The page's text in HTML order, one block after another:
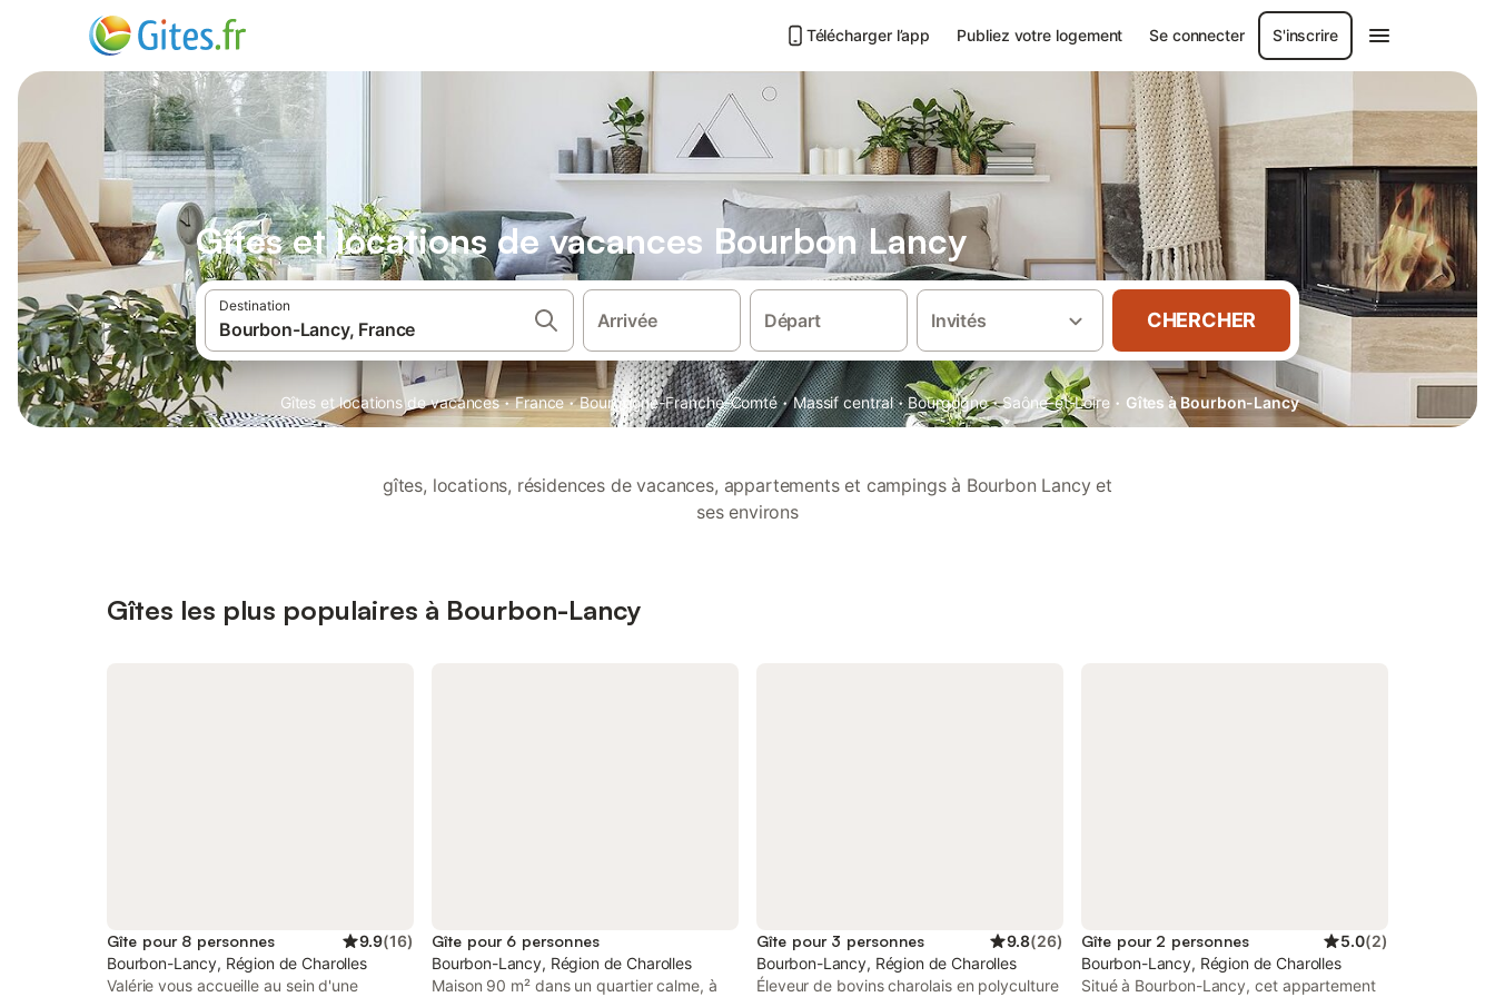
Télécharger l’app Publiez votre logement Se connecter S'inscrire
Gîtes et locations de vacances Bourbon Lancy
Destination
Arrivée Départ Invités CHERCHER
Gîtes et locations de vacances · France · Bourgogne-Franche-Comté · Massif central · Bourgogne · Saône-et-Loire · Gîtes à Bourbon-Lancy
gîtes, locations, résidences de vacances, appartements et campings à Bourbon Lancy et
ses environs
Gîtes les plus populaires à Bourbon-Lancy
Gîte pour 8 personnes 9.9(16)
Bourbon-Lancy, Région de Charolles
Valérie vous accueille au sein d'une
Gîte pour 6 personnes
Bourbon-Lancy, Région de Charolles
Maison 90 m² dans un quartier calme, à
Gîte pour 3 personnes 9.8(26)
Bourbon-Lancy, Région de Charolles
Éleveur de bovins charolais en polyculture
Gîte pour 2 personnes 5.0(2)
Bourbon-Lancy, Région de Charolles
Situé à Bourbon-Lancy, cet appartement